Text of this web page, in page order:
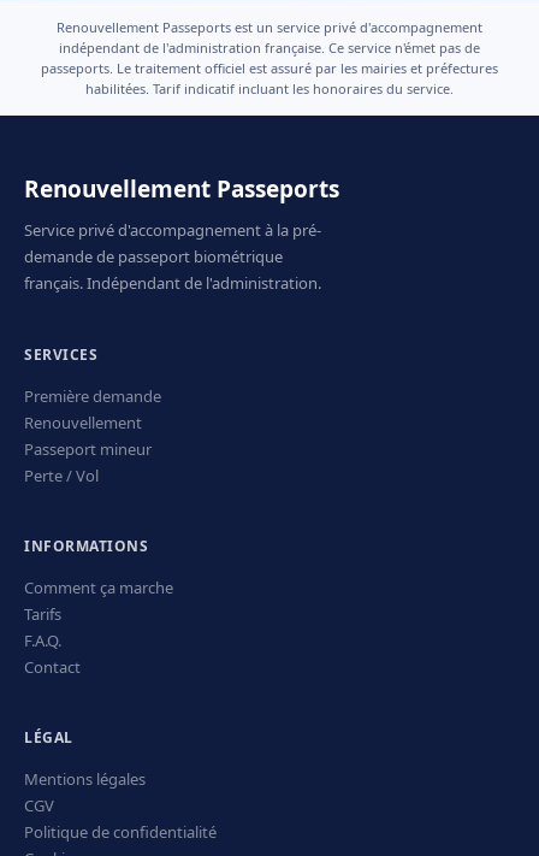
Renouvellement Passeports est un service privé d'accompagnement
indépendant de l'administration française. Ce service n'émet pas de
passeports. Le traitement officiel est assuré par les mairies et préfectures
habilitées. Tarif indicatif incluant les honoraires du service.
Renouvellement Passeports
Service privé d'accompagnement à la pré-
demande de passeport biométrique
français. Indépendant de l'administration.
SERVICES
Première demande
Renouvellement
Passeport mineur
Perte / Vol
INFORMATIONS
Comment ça marche
Tarifs
F.A.Q.
Contact
LÉGAL
Mentions légales
CGV
Politique de confidentialité